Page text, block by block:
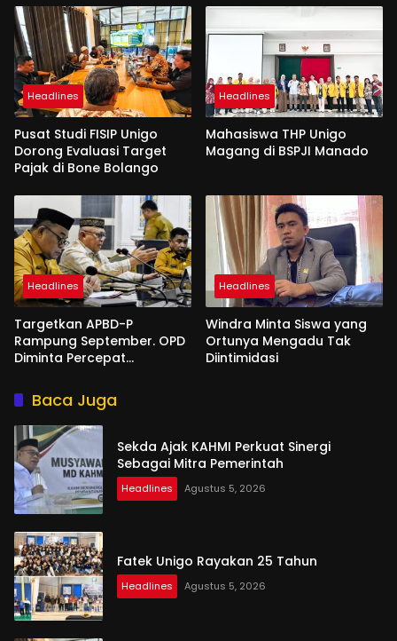
Headlines
Pusat Studi FISIP Unigo
Dorong Evaluasi Target
Pajak di Bone Bolango
Headlines
Mahasiswa THP Unigo
Magang di BSPJI Manado
Headlines
Targetkan APBD-P
Rampung September. OPD
Diminta Percepat
Headlines
Windra Minta Siswa yang
Ortunya Mengadu Tak
Diintimidasi
Baca Juga
Sekda Ajak KAHMI Perkuat Sinergi
Sebagai Mitra Pemerintah
Headlines Agustus 5, 2026
Fatek Unigo Rayakan 25 Tahun
Headlines Agustus 5, 2026